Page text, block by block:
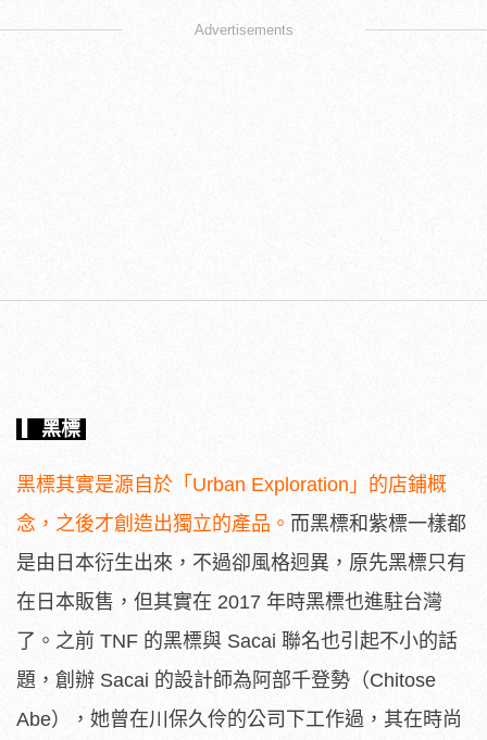
Advertisements
▎黑標
黑標其實是源自於「Urban Exploration」的店鋪概
念，之後才創造出獨立的產品。 而黑標和紫標一樣都
是由日本衍生出來，不過卻風格迥異，原先黑標只有
在日本販售，但其實在 2017 年時黑標也進駐台灣
了。之前 TNF 的黑標與 Sacai 聯名也引起不小的話
題，創辦 Sacai 的設計師為阿部千登勢（Chitose
Abe），她曾在川保久伶的公司下工作過，其在時尚